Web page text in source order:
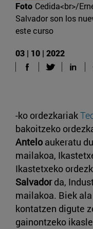
Foto Cedida<br>/
Salvador son los
este curso
03 | 10 | 2022
-ko ordezkariak
bakoitzeko
Antelo aukeratu
mailakoa,
Ikastetxeko
Salvadorda,
mailakoa. Biek
kontatzen digute
gainontzeko